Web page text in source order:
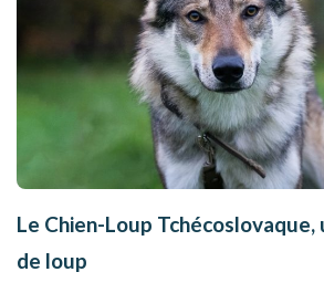
Le Chien-Loup Tchécoslovaque,
de loup